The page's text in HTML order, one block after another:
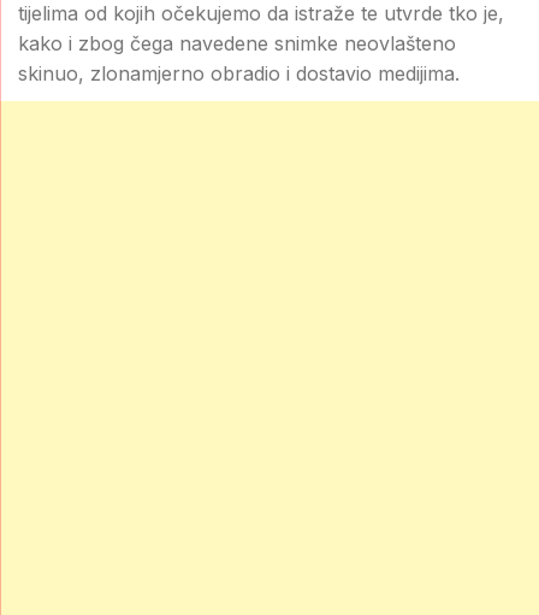
tijelima od kojih očekujemo da istraže te utvrde tko je,
kako i zbog čega navedene snimke neovlašteno
skinuo, zlonamjerno obradio i dostavio medijima.